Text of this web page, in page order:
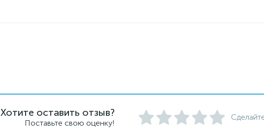
Хотите оставить отзыв?
Поставьте свою оценку!